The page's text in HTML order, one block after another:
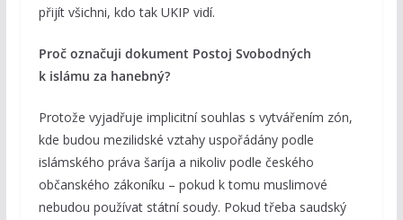
přijít všichni, kdo tak UKIP vidí.
Proč označuji dokument Postoj Svobodných
k islámu za hanebný?
Protože vyjadřuje implicitní souhlas s vytvářením zón,
kde budou mezilidské vztahy uspořádány podle
islámského práva šaríja a nikoliv podle českého
občanského zákoníku – pokud k tomu muslimové
nebudou používat státní soudy. Pokud třeba saudský